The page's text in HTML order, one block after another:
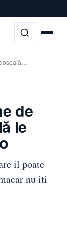
de
le
il poate
nu iti